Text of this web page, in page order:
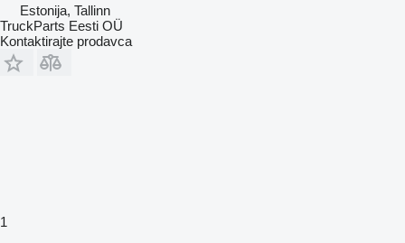
Estonija, Tallinn
TruckParts Eesti OÜ
Kontaktirajte prodavca
1